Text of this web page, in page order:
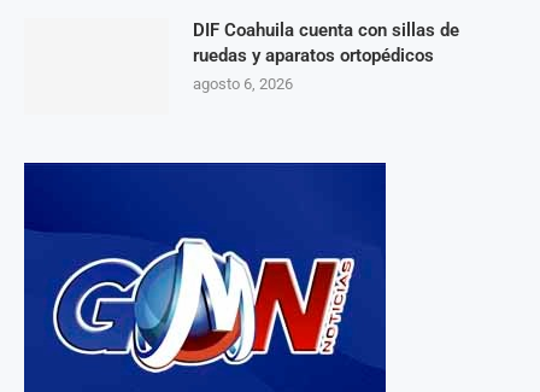
DIF Coahuila cuenta con sillas de
ruedas y aparatos ortopédicos
agosto 6, 2026